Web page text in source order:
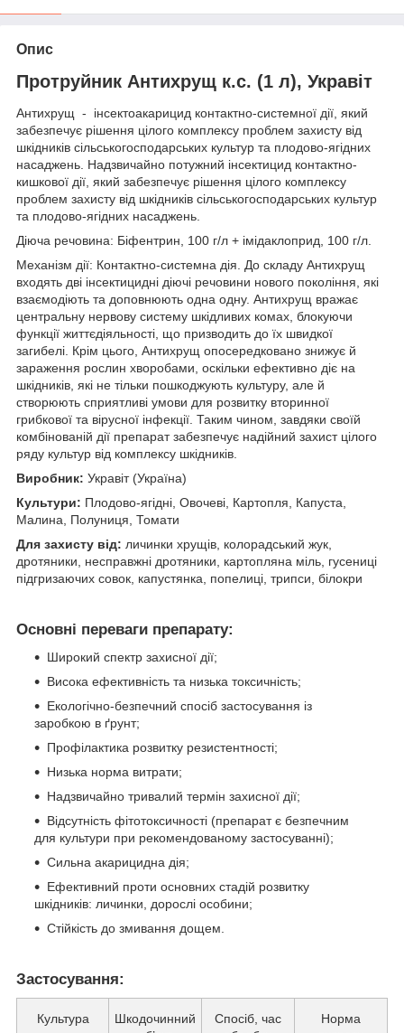
Опис
Протруйник Антихрущ к.с. (1 л), Укравіт
Антихрущ - інсектоакарицид контактно-системної дії, який
забезпечує рішення цілого комплексу проблем захисту від
шкідників сільськогосподарських культур та плодово-ягідних
насаджень. Надзвичайно потужний інсектицид контактно-
кишкової дії, який забезпечує рішення цілого комплексу
проблем захисту від шкідників сільськогосподарських культур
та плодово-ягідних насаджень.
Діюча речовина: Біфентрин, 100 г/л + імідаклоприд, 100 г/л.
Механізм дії: Контактно-системна дія. До складу Антихрущ
входять дві інсектицидні діючі речовини нового покоління, які
взаємодіють та доповнюють одна одну. Антихрущ вражає
центральну нервову систему шкідливих комах, блокуючи
функції життєдіяльності, що призводить до їх швидкої
загибелі. Крім цього, Антихрущ опосередковано знижує й
зараження рослин хворобами, оскільки ефективно діє на
шкідників, які не тільки пошкоджують культуру, але й
створюють сприятливі умови для розвитку вторинної
грибкової та вірусної інфекції. Таким чином, завдяки своїй
комбінованій дії препарат забезпечує надійний захист цілого
ряду культур від комплексу шкідників.
Виробник: Укравіт (Україна)
Культури: Плодово-ягідні, Овочеві, Картопля, Капуста,
Малина, Полуниця, Томати
Для захисту від: личинки хрущів, колорадський жук,
дротяники, несправжні дротяники, картопляна міль, гусениці
підгризаючих совок, капустянка, попелиці, трипси, білокри
Основні переваги препарату:
Широкий спектр захисної дії;
Висока ефективність та низька токсичність;
Екологічно-безпечний спосіб застосування із
заробкою в ґрунт;
Профілактика розвитку резистентності;
Низька норма витрати;
Надзвичайно тривалий термін захисної дії;
Відсутність фітотоксичності (препарат є безпечним
для культури при рекомендованому застосуванні);
Сильна акарицидна дія;
Ефективний проти основних стадій розвитку
шкідників: личинки, дорослі особини;
Стійкість до змивання дощем.
Застосування:
Культура
Шкодочинний
Спосіб, час
Норма